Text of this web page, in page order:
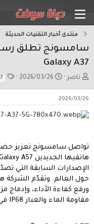
منتدى أخبار التقنيات الحديثة
Galaxy A37
ب
د
ئ
ا
و
ض
ناصر
ت
ي
خ
ب
ء
2026/03/26
ا
س
و
2026/03/26
تواصل سامسونج تعزيز
الإصدارات السابقة التي
حول العالم. وتقدّم الشركة
ورفع كفاءة الأداء، وإدماج
مقاومة الماء والغبار IP68 في كلا الهاتفين.